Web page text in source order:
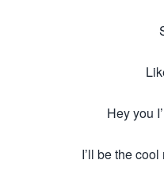
Hey you
I’ll be the